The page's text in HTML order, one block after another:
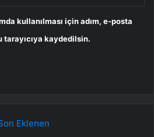
kullanılması için adım, e-posta
tarayıcıya kaydedilsin.
Eklenen